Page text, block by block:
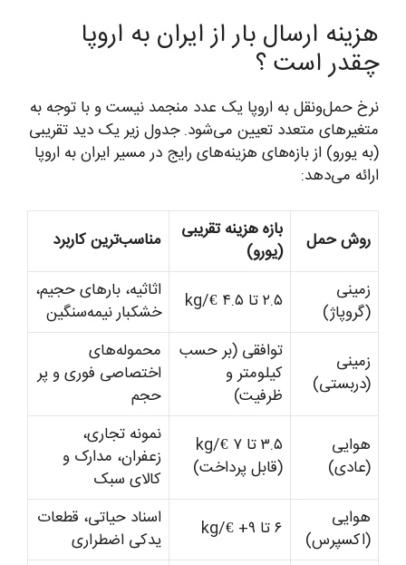
هزینه ارسال بار از ایران به اروپا
چقدر است ؟
نرخ حمل‌ونقل به اروپا یک عدد منجمد نیست و با توجه به
متغیرهای متعدد تعیین می‌شود. جدول زیر یک دید تقریبی
(به یورو) از بازه‌های هزینه‌های رایج در مسیر ایران به اروپا
ارائه می‌دهد:
روش حمل
بازه هزینه تقریبی
(یورو)
مناسب‌ترین کاربرد
زمینی
(گروپاژ)
۲.۵ تا ۴.۵ €/kg
اثاثیه، بارهای حجیم،
خشکبار نیمه‌سنگین
زمینی
(دربستی)
توافقی (بر حسب
کیلومتر و
ظرفیت)
محموله‌های
اختصاصی فوری و پر
حجم
هوایی
(عادی)
۳.۵ تا ۷ €/kg
(قابل پرداخت)
نمونه تجاری،
زعفران، مدارک و
کالای سبک
هوایی
(اکسپرس)
۶ تا ۹+ €/kg
اسناد حیاتی، قطعات
یدکی اضطراری